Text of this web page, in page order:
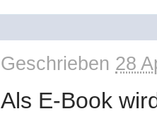
Geschrieben 28
Als E-Book